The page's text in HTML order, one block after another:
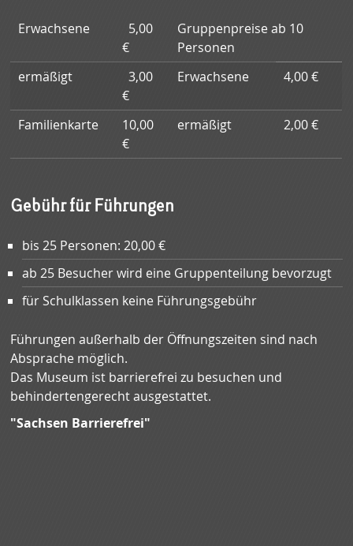
Erwachsene
5,00
€
Gruppenpreise ab 10
Personen
ermäßigt
3,00
€
Erwachsene 4,00 €
Familienkarte
10,00
€
ermäßigt 2,00 €
Gebühr für Führungen
bis 25 Personen: 20,00 €
ab 25 Besucher wird eine Gruppenteilung bevorzugt
für Schulklassen keine Führungsgebühr
Führungen außerhalb der Öffnungszeiten sind nach
Absprache möglich.
Das Museum ist barrierefrei zu besuchen und
behindertengerecht ausgestattet.
"Sachsen Barrierefrei"